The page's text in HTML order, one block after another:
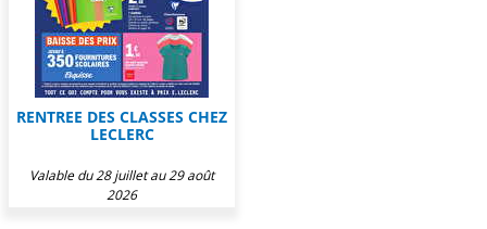
RENTREE DES CLASSES CHEZ
LECLERC
Valable du 28 juillet au 29 août
2026